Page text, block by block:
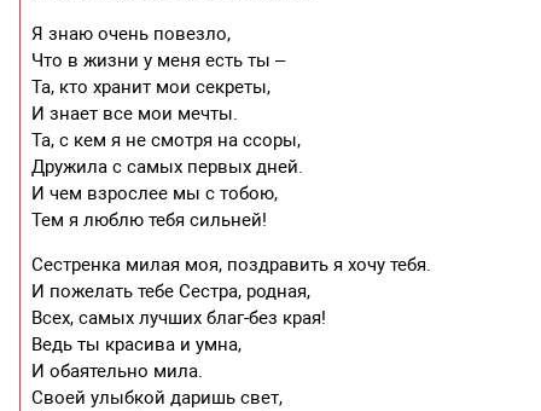
Я знаю очень повезло,
Что в жизни у меня есть ты –
Та, кто хранит мои секреты,
И знает все мои мечты.
Та, с кем я не смотря на ссоры,
Дружила с самых первых дней.
И чем взрослее мы с тобою,
Тем я люблю тебя сильней!
Сестренка милая моя, поздравить я хочу тебя.
И пожелать тебе Сестра, родная,
Всех, самых лучших благ-без края!
Ведь ты красива и умна,
И обаятельно мила.
Своей улыбкой даришь свет,